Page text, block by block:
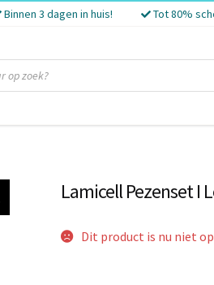
Binnen 3 dagen in huis! Tot 80%
Lamicell Pezenset I
Dit product is nu niet